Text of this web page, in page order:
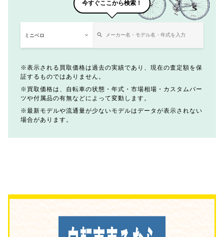
今すぐここから検索！
表示される買取価格は過去の実績であり、現在の査定額を保
証するものではありません。
買取価格は、自転車の状態・年式・市場相場・カスタムパー
ツや付属品の有無などによって変動します。
最新モデルや流通量が少ないモデルはデータが表示されない
場合があります。